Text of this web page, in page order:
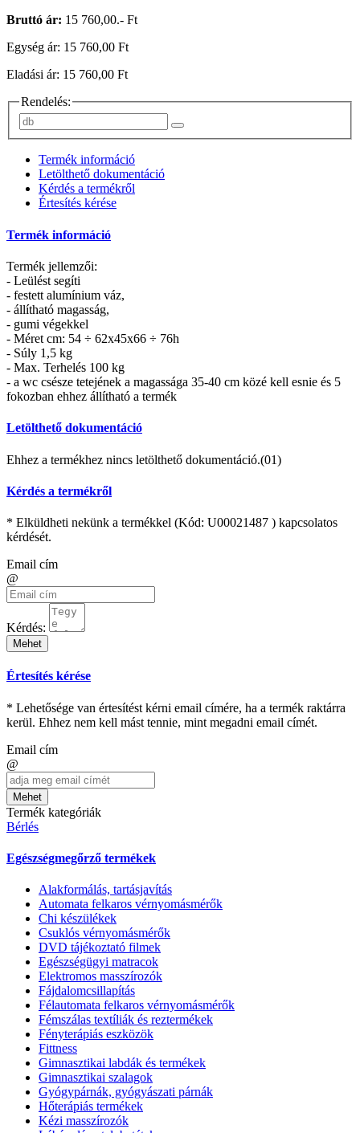
Bruttó ár: 15 760,00.- Ft
Egység ár: 15 760,00 Ft
Eladási ár: 15 760,00 Ft
Rendelés:
Termék információ
Letölthető dokumentáció
Kérdés a termékről
Értesítés kérése
Termék információ
Termék jellemzői:
- Leülést segíti
- festett alumínium váz,
- állítható magasság,
- gumi végekkel
- Méret cm: 54 ÷ 62x45x66 ÷ 76h
- Súly 1,5 kg
- Max. Terhelés 100 kg
- a wc csésze tetejének a magassága 35-40 cm közé kell esnie és 5
fokozban ehhez állítható a termék
Letölthető dokumentáció
Ehhez a termékhez nincs letölthető dokumentáció.(01)
Kérdés a termékről
* Elküldheti nekünk a termékkel (Kód: U00021487 ) kapcsolatos
kérdését.
Email cím
@
Kérdés:
Mehet
Értesítés kérése
* Lehetősége van értesítést kérni email címére, ha a termék raktárra
kerül. Ehhez nem kell mást tennie, mint megadni email címét.
Email cím
@
Mehet
Termék kategóriák
Bérlés
Egészségmegőrző termékek
Alakformálás, tartásjavítás
Automata felkaros vérnyomásmérők
Chi készülékek
Csuklós vérnyomásmérők
DVD tájékoztató filmek
Egészségügyi matracok
Elektromos masszírozók
Fájdalomcsillapítás
Félautomata felkaros vérnyomásmérők
Fémszálas textíliák és reztermékek
Fényterápiás eszközök
Fittness
Gimnasztikai labdák és termékek
Gimnasztikai szalagok
Gyógypárnák, gyógyászati párnák
Hőterápiás termékek
Kézi masszírozók